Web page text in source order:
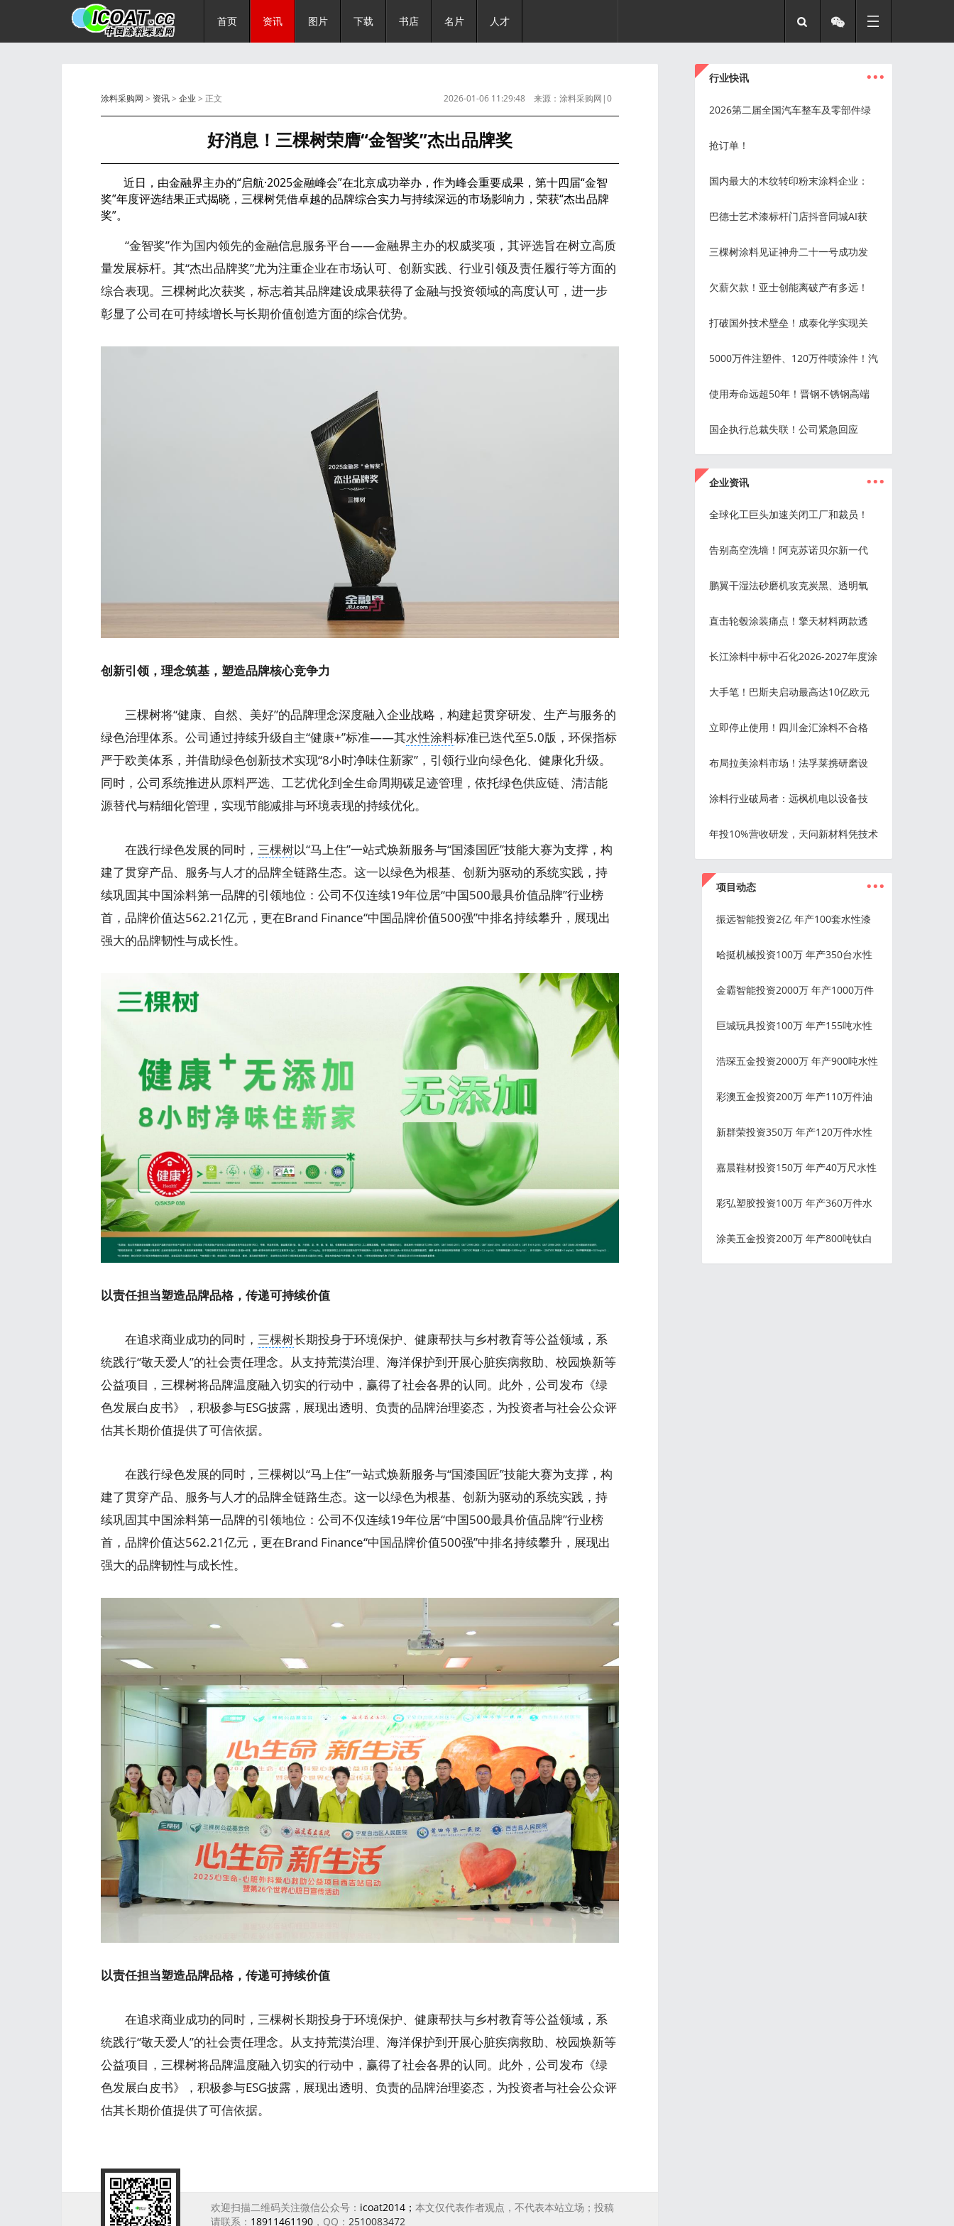
首页 资讯 图片 下载 书店 名片 人才
涂料采购网 > 资讯> 企业 > 正文 2026-01-06 11:29:48 来源：涂料采购网|0
好消息！三棵树荣膺“金智奖”杰出品牌奖
近日，由金融界主办的“启航·2025金融峰会”在北京成功举办，作为峰会重要成果，第十四届“金智
奖”年度评选结果正式揭晓，三棵树凭借卓越的品牌综合实力与持续深远的市场影响力，荣获“杰出品牌
奖”。
“金智奖”作为国内领先的金融信息服务平台——金融界主办的权威奖项，其评选旨在树立高质
量发展标杆。其“杰出品牌奖”尤为注重企业在市场认可、创新实践、行业引领及责任履行等方面的
综合表现。三棵树此次获奖，标志着其品牌建设成果获得了金融与投资领域的高度认可，进一步
彰显了公司在可持续增长与长期价值创造方面的综合优势。
创新引领，理念筑基，塑造品牌核心竞争力
三棵树将“健康、自然、美好”的品牌理念深度融入企业战略，构建起贯穿研发、生产与服务的
绿色治理体系。公司通过持续升级自主“健康+”标准——其水性涂料标准已迭代至5.0版，环保指标
严于欧美体系，并借助绿色创新技术实现“8小时净味住新家”，引领行业向绿色化、健康化升级。
同时，公司系统推进从原料严选、工艺优化到全生命周期碳足迹管理，依托绿色供应链、清洁能
源替代与精细化管理，实现节能减排与环境表现的持续优化。
在践行绿色发展的同时， 三棵树以“马上住”一站式焕新服务与“国漆国匠”技能大赛为支撑，构
建了贯穿产品、服务与人才的品牌全链路生态。这一以绿色为根基、创新为驱动的系统实践，持
续巩固其中国涂料第一品牌的引领地位：公司不仅连续19年位居“中国500最具价值品牌”行业榜
首，品牌价值达562.21亿元，更在Brand Finance“中国品牌价值500强”中排名持续攀升，展现出
强大的品牌韧性与成长性。
以责任担当塑造品牌品格，传递可持续价值
在追求商业成功的同时， 三棵树长期投身于环境保护、健康帮扶与乡村教育等公益领域，系
统践行“敬天爱人”的社会责任理念。从支持荒漠治理、海洋保护到开展心脏疾病救助、校园焕新等
公益项目，三棵树将品牌温度融入切实的行动中，赢得了社会各界的认同。此外，公司发布《绿
色发展白皮书》，积极参与ESG披露，展现出透明、负责的品牌治理姿态，为投资者与社会公众评
估其长期价值提供了可信依据。
在践行绿色发展的同时，三棵树以“马上住”一站式焕新服务与“国漆国匠”技能大赛为支撑，构
建了贯穿产品、服务与人才的品牌全链路生态。这一以绿色为根基、创新为驱动的系统实践，持
续巩固其中国涂料第一品牌的引领地位：公司不仅连续19年位居“中国500最具价值品牌”行业榜
首，品牌价值达562.21亿元，更在Brand Finance“中国品牌价值500强”中排名持续攀升，展现出
强大的品牌韧性与成长性。
以责任担当塑造品牌品格，传递可持续价值
在追求商业成功的同时，三棵树长期投身于环境保护、健康帮扶与乡村教育等公益领域，系
统践行“敬天爱人”的社会责任理念。从支持荒漠治理、海洋保护到开展心脏疾病救助、校园焕新等
公益项目，三棵树将品牌温度融入切实的行动中，赢得了社会各界的认同。此外，公司发布《绿
色发展白皮书》，积极参与ESG披露，展现出透明、负责的品牌治理姿态，为投资者与社会公众评
估其长期价值提供了可信依据。
欢迎扫描二维码关注微信公众号： icoat2014；本文仅代表作者观点，不代表本站立场；投稿
请联系： 18911461190 ，QQ：2510083472
行业快讯 ...
2026第二届全国汽车整车及零部件绿
抢订单！
国内最大的木纹转印粉末涂料企业：
巴德士艺术漆标杆门店抖音同城AI获
三棵树涂料见证神舟二十一号成功发
欠薪欠款！亚士创能离破产有多远！
打破国外技术壁垒！成泰化学实现关
5000万件注塑件、120万件喷涂件！汽
使用寿命远超50年！晋钢不锈钢高端
国企执行总裁失联！公司紧急回应
企业资讯 ...
全球化工巨头加速关闭工厂和裁员！
告别高空洗墙！阿克苏诺贝尔新一代
鹏翼干湿法砂磨机攻克炭黑、透明氧
直击轮毂涂装痛点！擎天材料两款透
长江涂料中标中石化2026-2027年度涂
大手笔！巴斯夫启动最高达10亿欧元
立即停止使用！四川金汇涂料不合格
布局拉美涂料市场！法孚莱携研磨设
涂料行业破局者：远枫机电以设备技
年投10%营收研发，天问新材料凭技术
项目动态 ...
振远智能投资2亿 年产100套水性漆
哈挺机械投资100万 年产350台水性
金霸智能投资2000万 年产1000万件
巨城玩具投资100万 年产155吨水性
浩琛五金投资2000万 年产900吨水性
彩澳五金投资200万 年产110万件油
新群荣投资350万 年产120万件水性
嘉晨鞋材投资150万 年产40万尺水性
彩弘塑胶投资100万 年产360万件水
涂美五金投资200万 年产800吨钛白